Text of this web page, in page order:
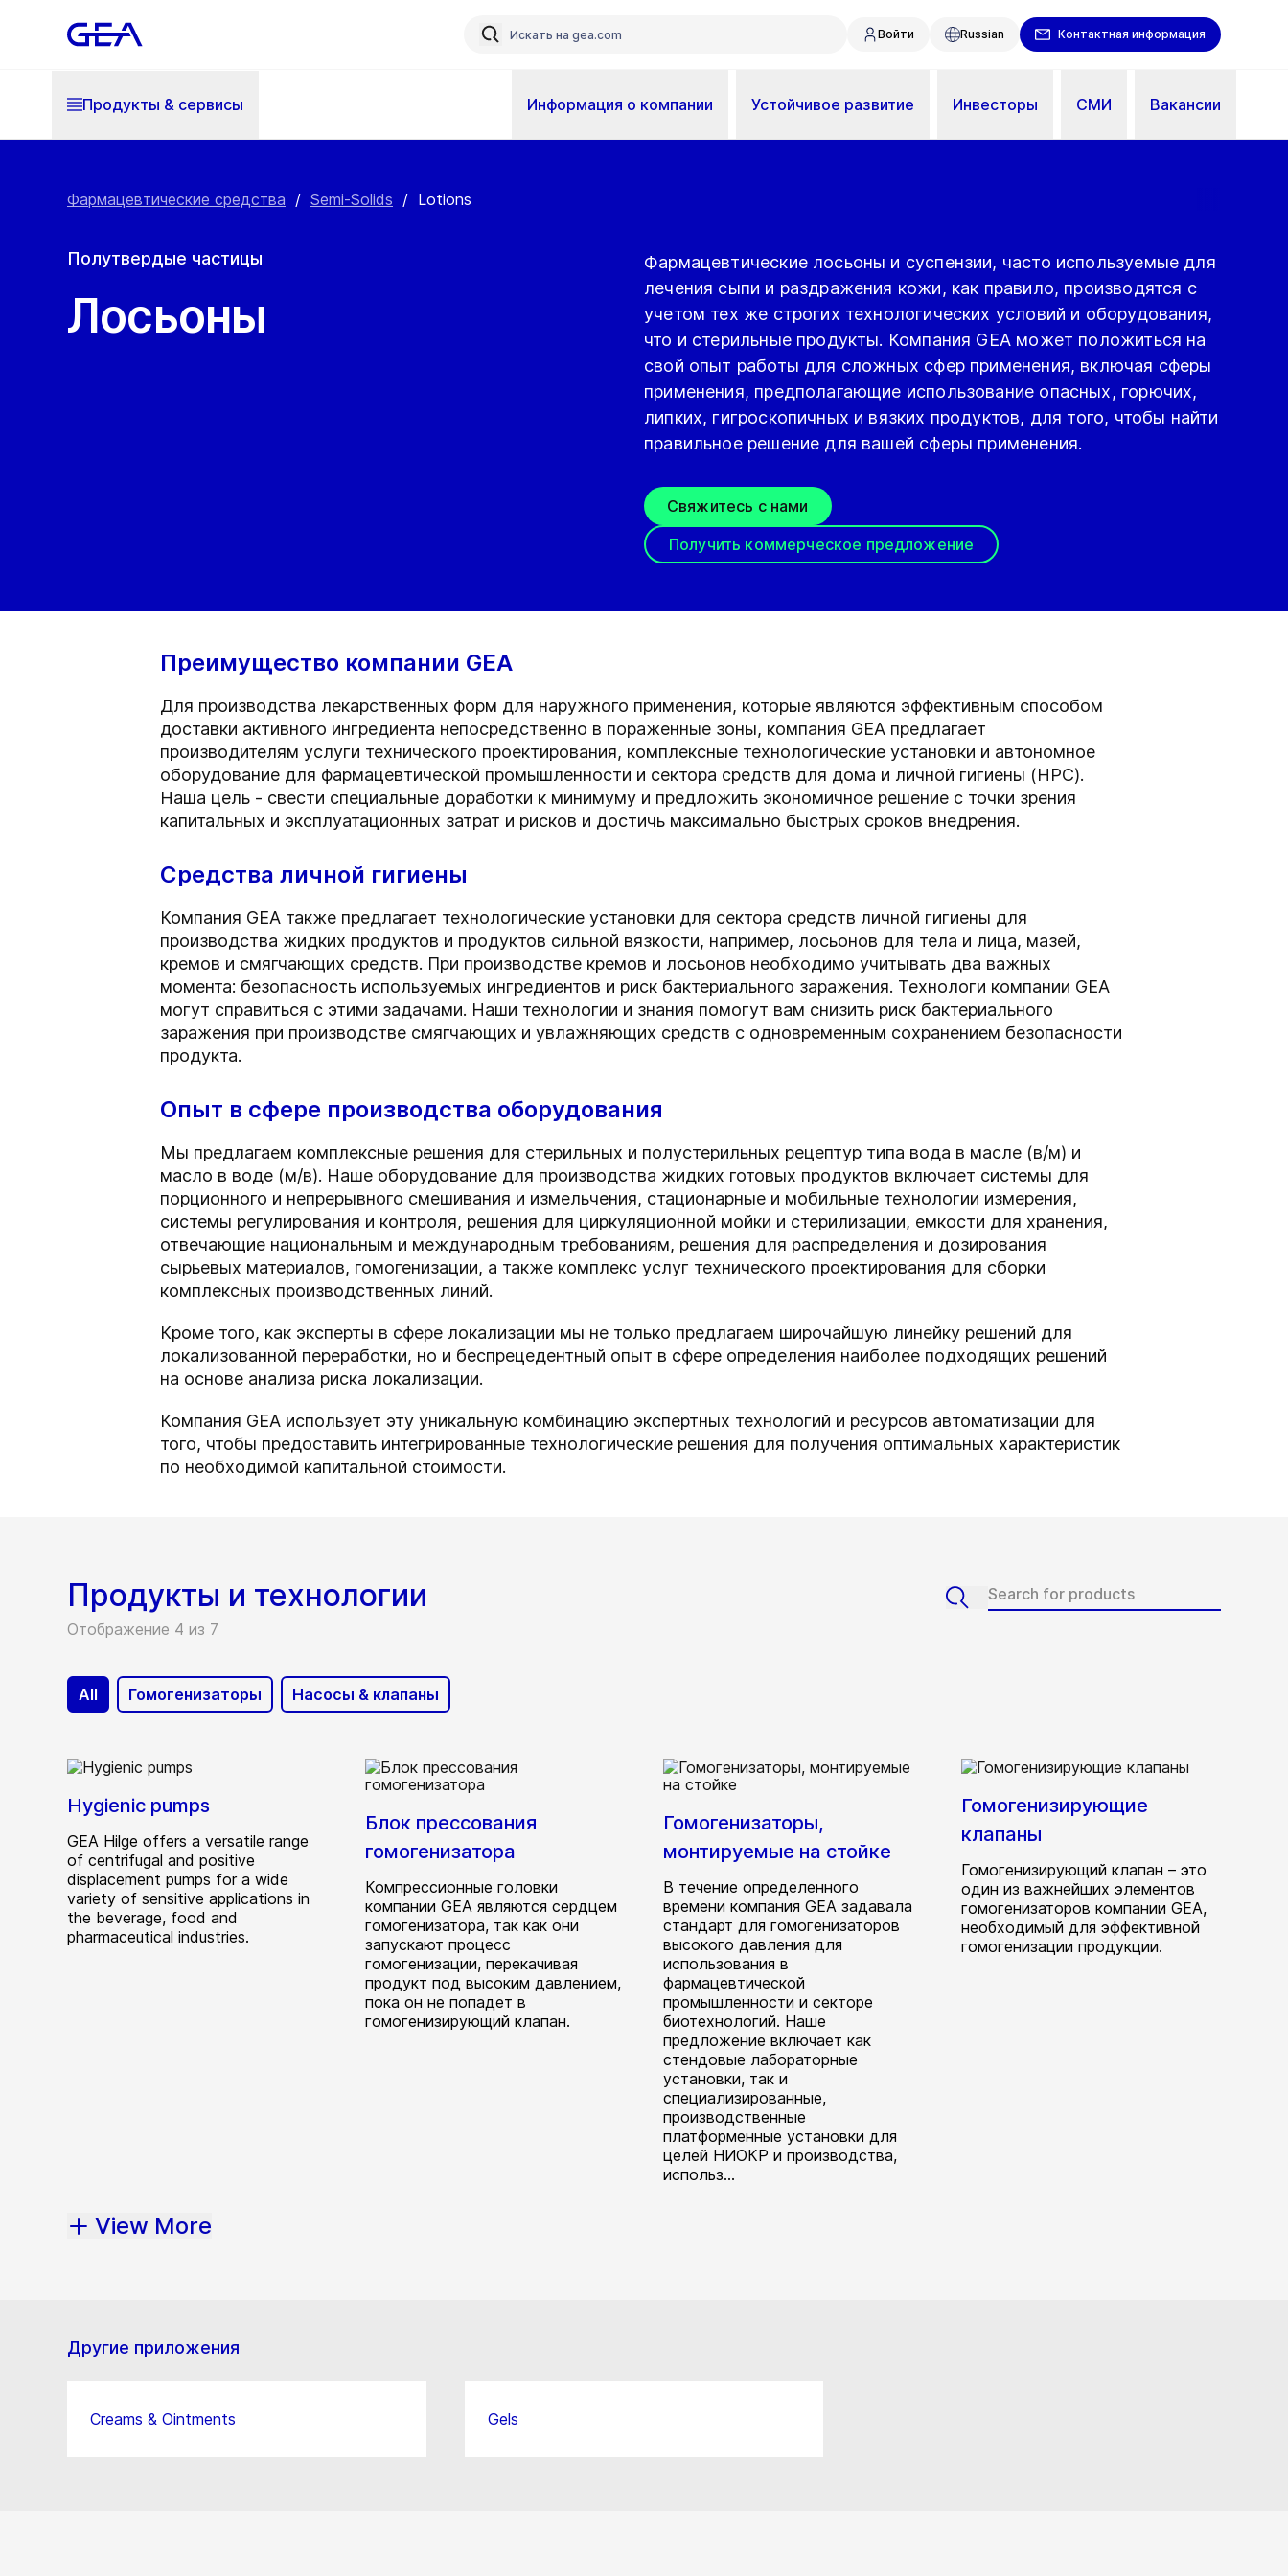
Войти Russian Контактная информация
Продукты & cервисы Информация о компании Устойчивое развитие Инвесторы СМИ Вакансии
Фармацевтические средства / Semi-Solids / Lotions
Полутвердые частицы
Лосьоны
Фармацевтические лосьоны и суспензии, часто используемые для
лечения сыпи и раздражения кожи, как правило, производятся с
учетом тех же строгих технологических условий и оборудования,
что и стерильные продукты. Компания GEA может положиться на
свой опыт работы для сложных сфер применения, включая сферы
применения, предполагающие использование опасных, горючих,
липких, гигроскопичных и вязких продуктов, для того, чтобы найти
правильное решение для вашей сферы применения.
Свяжитесь с нами
Получить коммерческое предложение
Преимущество компании GEA
Для производства лекарственных форм для наружного применения, которые являются эффективным способом
доставки активного ингредиента непосредственно в пораженные зоны, компания GEA предлагает
производителям услуги технического проектирования, комплексные технологические установки и автономное
оборудование для фармацевтической промышленности и сектора средств для дома и личной гигиены (HPC).
Наша цель - свести специальные доработки к минимуму и предложить экономичное решение с точки зрения
капитальных и эксплуатационных затрат и рисков и достичь максимально быстрых сроков внедрения.
Средства личной гигиены
Компания GEA также предлагает технологические установки для сектора средств личной гигиены для
производства жидких продуктов и продуктов сильной вязкости, например, лосьонов для тела и лица, мазей,
кремов и смягчающих средств. При производстве кремов и лосьонов необходимо учитывать два важных
момента: безопасность используемых ингредиентов и риск бактериального заражения. Технологи компании GEA
могут справиться с этими задачами. Наши технологии и знания помогут вам снизить риск бактериального
заражения при производстве смягчающих и увлажняющих средств с одновременным сохранением безопасности
продукта.
Опыт в сфере производства оборудования
Мы предлагаем комплексные решения для стерильных и полустерильных рецептур типа вода в масле (в/м) и
масло в воде (м/в). Наше оборудование для производства жидких готовых продуктов включает системы для
порционного и непрерывного смешивания и измельчения, стационарные и мобильные технологии измерения,
системы регулирования и контроля, решения для циркуляционной мойки и стерилизации, емкости для хранения,
отвечающие национальным и международным требованиям, решения для распределения и дозирования
сырьевых материалов, гомогенизации, а также комплекс услуг технического проектирования для сборки
комплексных производственных линий.
Кроме того, как эксперты в сфере локализации мы не только предлагаем широчайшую линейку решений для
локализованной переработки, но и беспрецедентный опыт в сфере определения наиболее подходящих решений
на основе анализа риска локализации.
Компания GEA использует эту уникальную комбинацию экспертных технологий и ресурсов автоматизации для
того, чтобы предоставить интегрированные технологические решения для получения оптимальных характеристик
по необходимой капитальной стоимости.
Продукты и технологии
Отображение 4 из 7
All Гомогенизаторы Насосы & клапаны
Hygienic pumps
GEA Hilge offers a versatile range
of centrifugal and positive
displacement pumps for a wide
variety of sensitive applications in
the beverage, food and
pharmaceutical industries.
Блок прессования
гомогенизатора
Компрессионные головки
компании GEA являются сердцем
гомогенизатора, так как они
запускают процесс
гомогенизации, перекачивая
продукт под высоким давлением,
пока он не попадет в
гомогенизирующий клапан.
Гомогенизаторы,
монтируемые на стойке
В течение определенного
времени компания GEA задавала
стандарт для гомогенизаторов
высокого давления для
использования в
фармацевтической
промышленности и секторе
биотехнологий. Наше
предложение включает как
стендовые лабораторные
установки, так и
специализированные,
производственные
платформенные установки для
целей НИОКР и производства,
использ...
Гомогенизирующие
клапаны
Гомогенизирующий клапан – это
один из важнейших элементов
гомогенизаторов компании GEA,
необходимый для эффективной
гомогенизации продукции.
View More
Другие приложения
Creams & Ointments Gels